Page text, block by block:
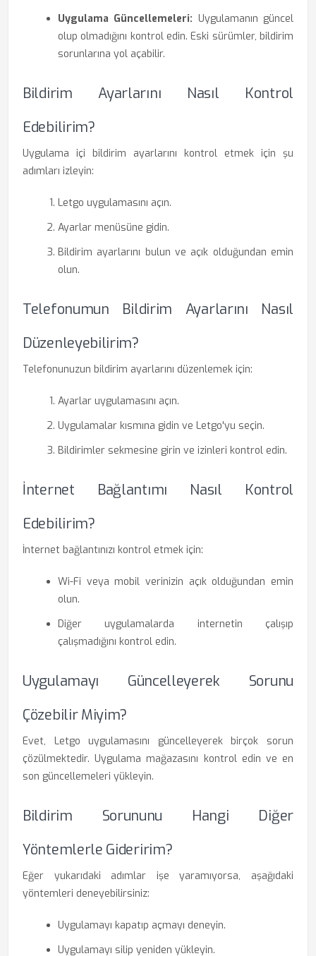
Uygulama Güncellemeleri: Uygulamanın güncel
olup olmadığını kontrol edin. Eski sürümler, bildirim
sorunlarına yol açabilir.
Bildirim Ayarlarını Nasıl Kontrol
Edebilirim?
Uygulama içi bildirim ayarlarını kontrol etmek için şu
adımları izleyin:
Letgo uygulamasını açın.
Ayarlar menüsüne gidin.
Bildirim ayarlarını bulun ve açık olduğundan emin
olun.
Telefonumun Bildirim Ayarlarını Nasıl
Düzenleyebilirim?
Telefonunuzun bildirim ayarlarını düzenlemek için:
Ayarlar uygulamasını açın.
Uygulamalar kısmına gidin ve Letgo'yu seçin.
Bildirimler sekmesine girin ve izinleri kontrol edin.
İnternet Bağlantımı Nasıl Kontrol
Edebilirim?
İnternet bağlantınızı kontrol etmek için:
Wi-Fi veya mobil verinizin açık olduğundan emin
olun.
Diğer uygulamalarda internetin çalışıp
çalışmadığını kontrol edin.
Uygulamayı Güncelleyerek Sorunu
Çözebilir Miyim?
Evet, Letgo uygulamasını güncelleyerek birçok sorun
çözülmektedir. Uygulama mağazasını kontrol edin ve en
son güncellemeleri yükleyin.
Bildirim Sorununu Hangi Diğer
Yöntemlerle Gideririm?
Eğer yukarıdaki adımlar işe yaramıyorsa, aşağıdaki
yöntemleri deneyebilirsiniz:
Uygulamayı kapatıp açmayı deneyin.
Uygulamayı silip yeniden yükleyin.